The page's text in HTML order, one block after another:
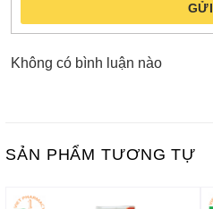
GỬI
Không có bình luận nào
SẢN PHẨM TƯƠNG TỰ